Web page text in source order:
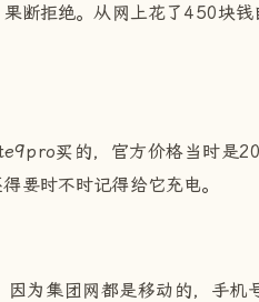
断拒绝。从网上花了450块
买的，官方价格当时是
要时不时记得给它充电。
因为集团网都是移动的，手机